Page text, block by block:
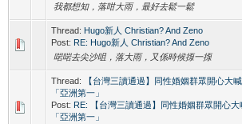
我都想知，落咁大雨，最好去鬆一鬆
Thread: Hugo新人 Christian? And Zeno
Post: RE: Hugo新人 Christian? And Zeno
啱啱去尖沙咀，落大雨，又係時候揼一揼
Thread:
【台灣三讀通過】同性婚姻群眾開心大喊
「亞洲第一」
Post: RE: 【台灣三讀通過】同性婚姻群眾開心大
「亞洲第一」